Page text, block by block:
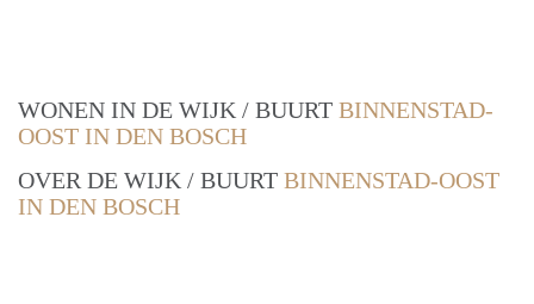
WONEN IN DE WIJK / BUURT BINNENSTAD-
OOST IN DEN BOSCH
OVER DE WIJK / BUURT BINNENSTAD-OOST
IN DEN BOSCH